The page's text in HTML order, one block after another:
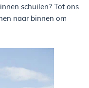
schuilen? Tot ons
naar binnen om